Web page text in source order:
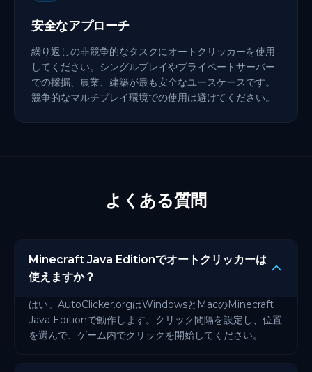
安全なアプローチ
繰り返しの非競争的なタスクにオートクリッカーを使用
してください。シングルプレイやプライベートサーバー
での採掘、農業、建築が最も安全なユースケースです。
競争的なマルチプレイ環境での使用は避けてください。
よくある質問
Minecraft Java Editionでオートクリッカーは
使えますか？
はい。AutoClicker.orgはWindowsとMacのMinecraft
Java Editionで動作します。クリック間隔を設定し、位置
を選んで、ゲーム内でクリックを開始してください。